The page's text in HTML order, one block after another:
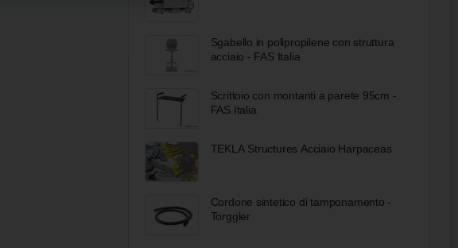
Sgabello in polipropilene con struttura
acciaio - FAS Italia
Scrittoio con montanti a parete 95cm -
FAS Italia
TEKLA Structures Acciaio Harpaceas
Cordone sintetico di tamponamento -
Torggler